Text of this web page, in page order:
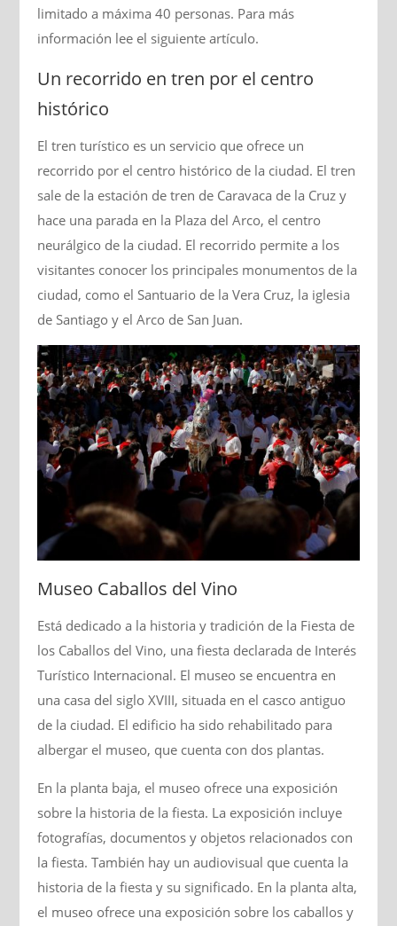
limitado a máxima 40 personas. Para más
información lee el siguiente artículo.
Un recorrido en tren por el centro
histórico
El tren turístico es un servicio que ofrece un
recorrido por el centro histórico de la ciudad. El tren
sale de la estación de tren de Caravaca de la Cruz y
hace una parada en la Plaza del Arco, el centro
neurálgico de la ciudad. El recorrido permite a los
visitantes conocer los principales monumentos de la
ciudad, como el Santuario de la Vera Cruz, la iglesia
de Santiago y el Arco de San Juan.
Museo Caballos del Vino
Está dedicado a la historia y tradición de la Fiesta de
los Caballos del Vino, una fiesta declarada de Interés
Turístico Internacional. El museo se encuentra en
una casa del siglo XVIII, situada en el casco antiguo
de la ciudad. El edificio ha sido rehabilitado para
albergar el museo, que cuenta con dos plantas.
En la planta baja, el museo ofrece una exposición
sobre la historia de la fiesta. La exposición incluye
fotografías, documentos y objetos relacionados con
la fiesta. También hay un audiovisual que cuenta la
historia de la fiesta y su significado. En la planta alta,
el museo ofrece una exposición sobre los caballos y